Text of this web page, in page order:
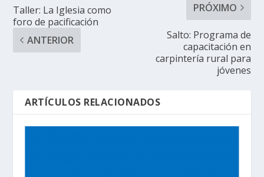
Taller: La Iglesia como
foro de pacificación
ANTERIOR
PRÓXIMO
Salto: Programa de
capacitación en
carpintería rural para
jóvenes
ARTÍCULOS RELACIONADOS